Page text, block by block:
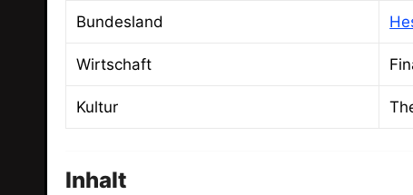
Bundesland
Wirtschaft
Kultur
Inhalt